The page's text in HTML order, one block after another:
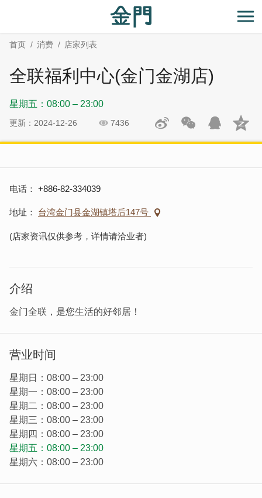
主
开
首页 消费 店家列表
全联福利中心(金门金湖店)
星期五：08:00 – 23:00
更新：2024-12-26 7436
社
电话 +886-82-334039
地址 台湾金门县金湖镇塔后147号
(店家资讯仅供参考，详情请洽业者)
介绍
金门全联，是您生活的好邻居！
营业时间
星期日：08:00 – 23:00
星期一：08:00 – 23:00
星期二：08:00 – 23:00
星期三：08:00 – 23:00
星期四：08:00 – 23:00
星期五：08:00 – 23:00
星期六：08:00 – 23:00